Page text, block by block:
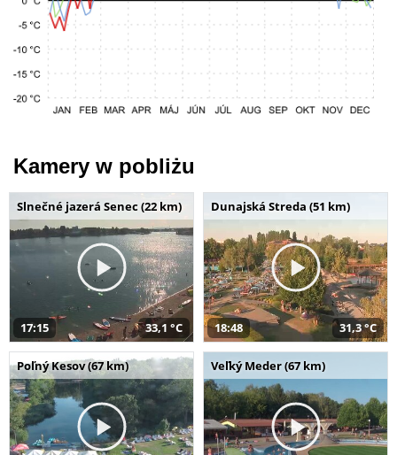
Kamery w pobliżu
Slnečné jazerá Senec (22 km)
17:15 33,1 °C
Dunajská Streda (51 km)
18:48 31,3 °C
Poľný Kesov (67 km) Veľký Meder (67 km)